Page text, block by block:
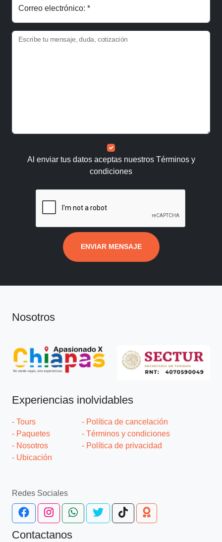
Correo electrónico: *
Escribe tu mensaje, duda, cotización
Al enviar tus datos aceptas nuestros Términos y
condiciones
ENVIAR MENSAJE
Nosotros
Experiencias inolvidables
- Tours
- Paquetes
- Nosotros
- Ubicación
- Política de cancelación
- Términos y condiciones
- Política de privacidad
Redes Sociales
Contactanos